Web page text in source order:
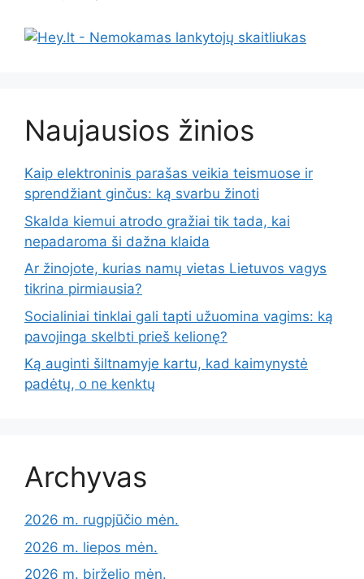
Naujausios žinios
Kaip elektroninis parašas veikia teismuose ir
sprendžiant ginčus: ką svarbu žinoti
Skalda kiemui atrodo gražiai tik tada, kai
nepadaroma ši dažna klaida
Ar žinojote, kurias namų vietas Lietuvos vagys
tikrina pirmiausia?
Socialiniai tinklai gali tapti užuomina vagims: ką
pavojinga skelbti prieš kelionę?
Ką auginti šiltnamyje kartu, kad kaimynystė
padėtų, o ne kenktų
Archyvas
2026 m. rugpjūčio mėn.
2026 m. liepos mėn.
2026 m. birželio mėn.